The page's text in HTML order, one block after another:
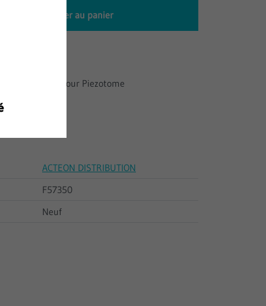
Ajouter au panier
Easytorque pour Piezotome
ACTEON DISTRIBUTION
F57350
Neuf